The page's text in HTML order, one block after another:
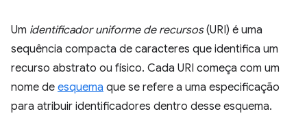
Um identificador uniforme de recursos(URI) é uma
sequência compacta de caracteres que identifica um
recurso abstrato ou físico. Cada URI começa com um
nome de esquema que se refere a uma especificação
para atribuir identificadores dentro desse esquema.